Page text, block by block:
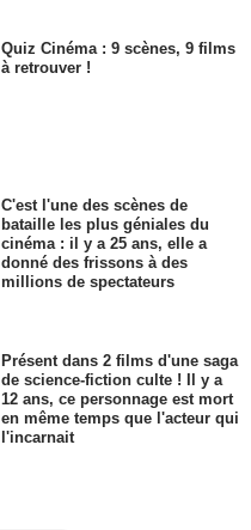
Quiz Cinéma : 9 scènes, 9 films
à retrouver !
C'est l'une des scènes de
bataille les plus géniales du
cinéma : il y a 25 ans, elle a
donné des frissons à des
millions de spectateurs
Présent dans 2 films d'une saga
de science-fiction culte ! Il y a
12 ans, ce personnage est mort
en même temps que l'acteur qui
l'incarnait